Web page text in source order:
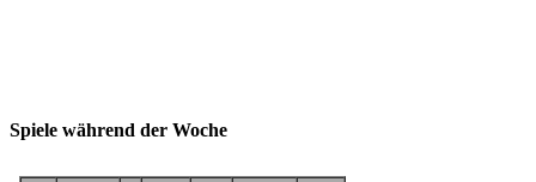
Spiele während der Woche